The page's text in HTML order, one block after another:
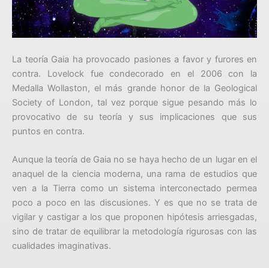
La teoría Gaia ha provocado pasiones a favor y furores en
contra. Lovelock fue condecorado en el 2006 con la
Medalla Wollaston, el más grande honor de la Geological
Society of London, tal vez porque sigue pesando más lo
provocativo de su teoría y sus implicaciones que sus
puntos en contra.
Aunque la teoría de Gaia no se haya hecho de un lugar en el
anaquel de la ciencia moderna, una rama de estudios que
ven a la Tierra como un sistema interconectado permea
poco a poco en las discusiones. Y es que no se trata de
vigilar y castigar a los que proponen hipótesis arriesgadas,
sino de tratar de equilibrar la metodología rigurosas con las
cualidades imaginativas.